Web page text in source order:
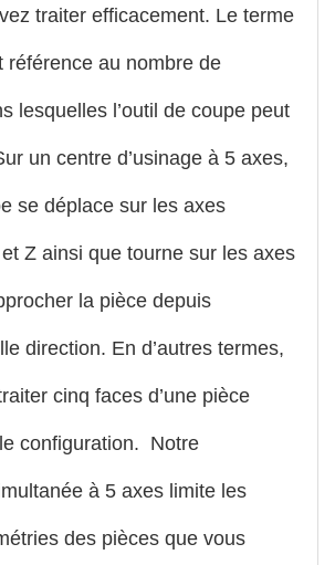
traiter efficacement. Le terme
référence au nombre de
lesquelles l’outil de coupe peut
un centre d’usinage à 5 axes,
se déplace sur les axes
Z ainsi que tourne sur les axes
la pièce depuis
direction. En d’autres termes,
cinq faces d’une pièce
configuration. Notre
à 5 axes limite les
des pièces que vous